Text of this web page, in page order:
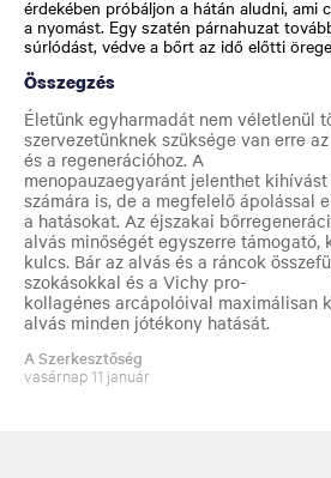
érdekében próbáljon a hátán aludni, ami
a nyomást. Egy szatén párnahuzat
súrlódást, védve a bőrt az idő előtti
Összegzés
Életünk egyharmadát nem véletlenül
szervezetünknek szüksége van erre
és a regenerációhoz. A
menopauzaegyaránt jelenthet
számára is, de a megfelelő ápolással
a hatásokat. Az éjszakai
alvás minőségét egyszerre támogató,
kulcs. Bár az alvás és a ráncok
szokásokkal és a Vichy pro-
kollagénes arcápolóival maximálisan
alvás minden jótékony hatását.
A Szerkesztőség
vasárnap 11 január